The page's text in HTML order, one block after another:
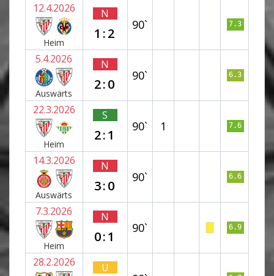
12.4.2026
Heim
N
1:2
90` 7.3
5.4.2026
Auswärts
N
2:0
90` 6.3
22.3.2026
Heim
S
2:1
90` 1 7.6
14.3.2026
Auswärts
N
3:0
90` 6.6
7.3.2026
Heim
N
0:1
90` 6.9
28.2.2026 U